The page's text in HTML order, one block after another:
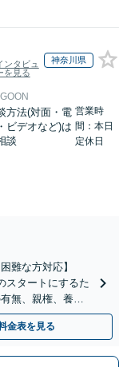
ンタビュ
を見る
神奈川県
方法(対面・電
ビデオなど)は
談
営業時
間：本日
定休日
難な方対応】
スタートにするた
無、親権、養育
金表を見る